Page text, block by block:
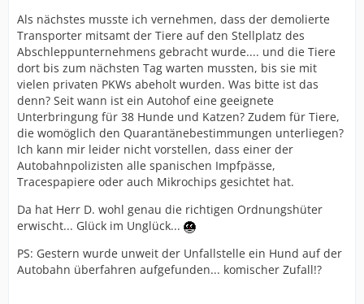
Als nächstes musste ich vernehmen, dass der demolierte
Transporter mitsamt der Tiere auf den Stellplatz des
Abschleppunternehmens gebracht wurde.... und die Tiere
dort bis zum nächsten Tag warten mussten, bis sie mit
vielen privaten PKWs abeholt wurden. Was bitte ist das
denn? Seit wann ist ein Autohof eine geeignete
Unterbringung für 38 Hunde und Katzen? Zudem für Tiere,
die womöglich den Quarantänebestimmungen unterliegen?
Ich kann mir leider nicht vorstellen, dass einer der
Autobahnpolizisten alle spanischen Impfpässe,
Tracespapiere oder auch Mikrochips gesichtet hat.
Da hat Herr D. wohl genau die richtigen Ordnungshüter
erwischt... Glück im Unglück...
PS: Gestern wurde unweit der Unfallstelle ein Hund auf der
Autobahn überfahren aufgefunden... komischer Zufall!?